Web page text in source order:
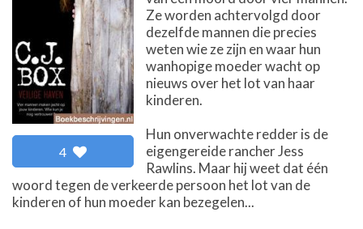
4
Ze worden achtervolgd door
dezelfde mannen die precies
weten wie ze zijn en waar hun
wanhopige moeder wacht op
nieuws over het lot van haar
kinderen.
Hun onverwachte redder is de
eigengereide rancher Jess
Rawlins. Maar hij weet dat één
woord tegen de verkeerde persoon het lot van de
kinderen of hun moeder kan bezegelen...